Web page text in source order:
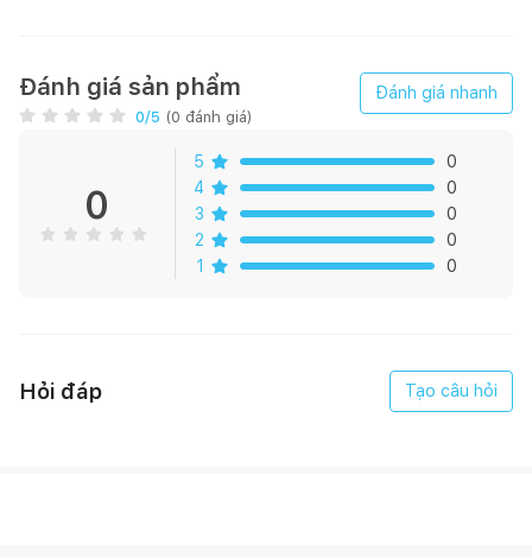
nhân có tối thiểu 10 năm kinh nghiệm tại Royal Copenhagen,
các họa tiết được vẽ dưới men, trải qua nhiều lần nung để
Sản phẩm đem lại vẻ sang trọng và phong cách cho bàn,
phòng ăn của mỗi gia đình.
Đánh giá sản phẩm
0/5 (0 đánh giá)
Đánh giá nhanh
0
5
0
4
0
3
0
2
0
1
0
Hỏi đáp Tạo câu hỏi